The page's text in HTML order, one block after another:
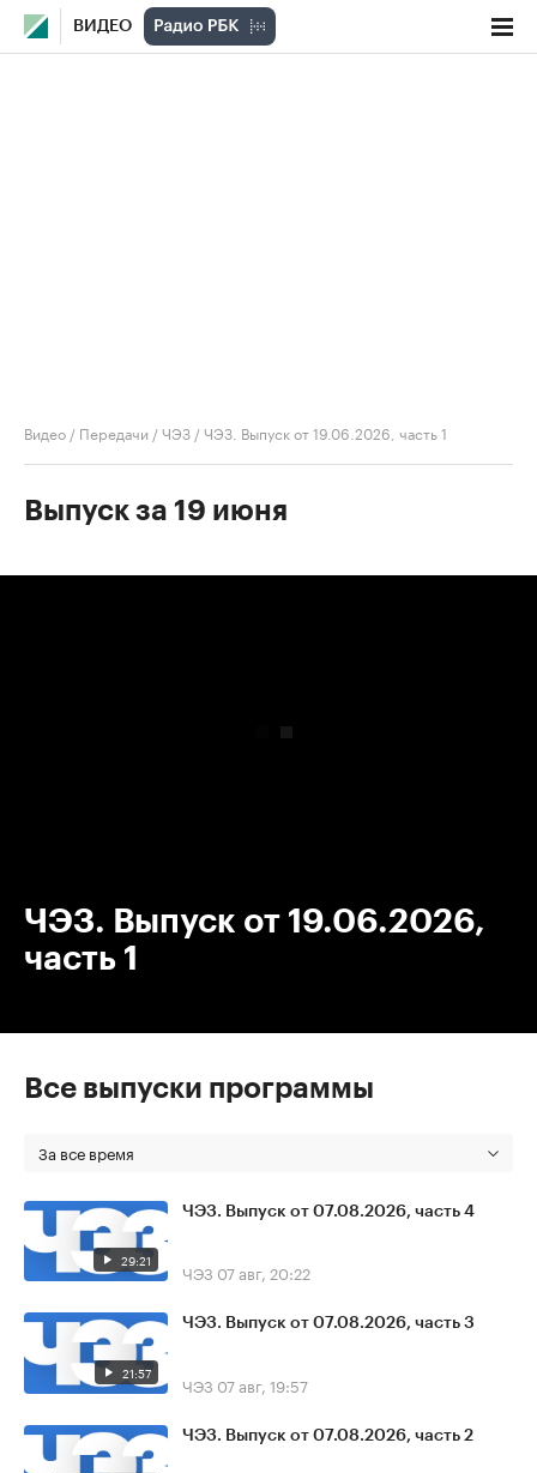
ВИДЕО
Видео / Передачи /ЧЭЗ /ЧЭЗ. Выпуск от 19.06.2026, часть 1
Выпуск за 19 июня
ЧЭЗ. Выпуск от 19.06.2026,
часть 1
Все выпуски программы
За все время
29:21
ЧЭЗ. Выпуск от 07.08.2026, часть 4
ЧЭЗ 07 авг, 20:22
21:57
ЧЭЗ. Выпуск от 07.08.2026, часть 3
ЧЭЗ 07 авг, 19:57
ЧЭЗ. Выпуск от 07.08.2026, часть 2